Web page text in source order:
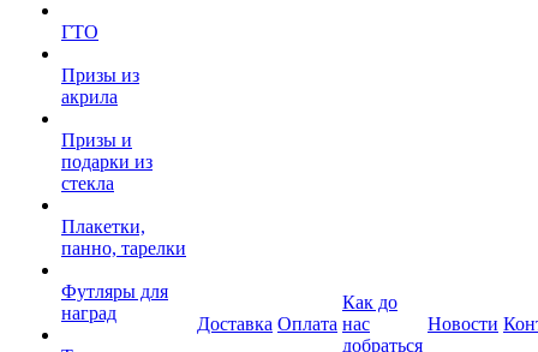
ГТО
Призы из
акрила
Призы и
подарки из
стекла
Плакетки,
панно, тарелки
Футляры для
наград
Доставка Оплата
Как до
нас
добраться
Новости